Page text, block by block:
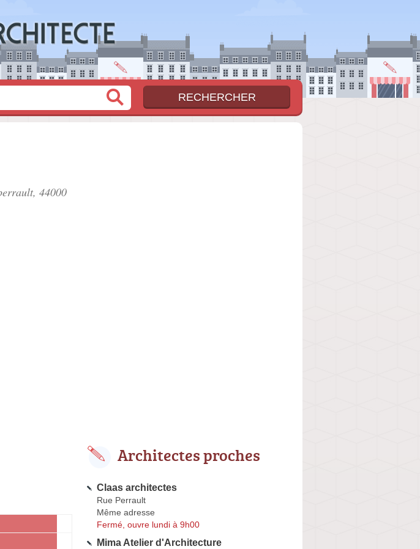
, 44000
Architectes proches
Claas architectes
Rue Perrault
Même adresse
Fermé, ouvre lundi à 9h00
Mima Atelier d'Architecture